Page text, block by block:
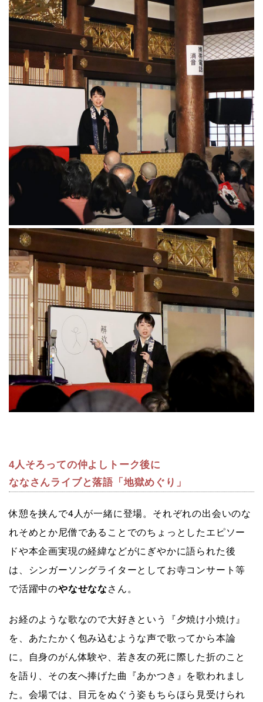
4人そろっての仲よしトーク後に
ななさんライブと落語「地獄めぐり」
休憩を挟んで4人が一緒に登場。それぞれの出会いのな
れそめとか尼僧であることでのちょっとしたエピソー
ドや本企画実現の経緯などがにぎやかに語られた後
は、シンガーソングライターとしてお寺コンサート等
で活躍中のやなせななさん。
お経のような歌なので大好きという『夕焼け小焼け』
を、あたたかく包み込むような声で歌ってから本論
に。自身のがん体験や、若き友の死に際した折のこと
を語り、その友へ捧げた曲『あかつき』を歌われまし
た。会場では、目元をぬぐう姿もちらほら見受けられ